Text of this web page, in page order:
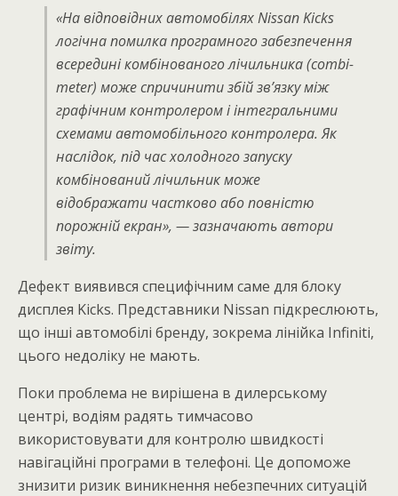
«На відповідних автомобілях Nissan Kicks
логічна помилка програмного забезпечення
всередині комбінованого лічильника (combi-
meter) може спричинити збій зв’язку між
графічним контролером і інтегральними
схемами автомобільного контролера. Як
наслідок, під час холодного запуску
комбінований лічильник може
відображати частково або повністю
порожній екран», — зазначають автори
звіту.
Дефект виявився специфічним саме для блоку
дисплея Kicks. Представники Nissan підкреслюють,
що інші автомобілі бренду, зокрема лінійка Infiniti,
цього недоліку не мають.
Поки проблема не вирішена в дилерському
центрі, водіям радять тимчасово
використовувати для контролю швидкості
навігаційні програми в телефоні. Це допоможе
знизити ризик виникнення небезпечних ситуацій